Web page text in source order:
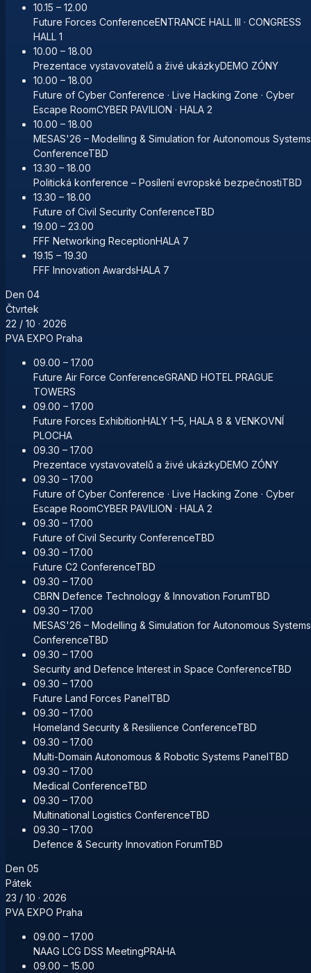
10.15 – 12.00
Future Forces ConferenceENTRANCE HALL III · CONGRESS
HALL 1
10.00 – 18.00
Prezentace vystavovatelů a živé ukázkyDEMO ZÓNY
10.00 – 18.00
Future of Cyber Conference · Live Hacking Zone · Cyber
Escape RoomCYBER PAVILION · HALA 2
10.00 – 18.00
MESAS'26 – Modelling & Simulation for Autonomous Systems
ConferenceTBD
13.30 – 18.00
Politická konference – Posílení evropské bezpečnostiTBD
13.30 – 18.00
Future of Civil Security ConferenceTBD
19.00 – 23.00
FFF Networking ReceptionHALA 7
19.15 – 19.30
FFF Innovation AwardsHALA 7
Den 04
Čtvrtek
22 / 10 · 2026
PVA EXPO Praha
09.00 – 17.00
Future Air Force ConferenceGRAND HOTEL PRAGUE
TOWERS
09.00 – 17.00
Future Forces ExhibitionHALY 1–5, HALA 8 & VENKOVNÍ
PLOCHA
09.30 – 17.00
Prezentace vystavovatelů a živé ukázkyDEMO ZÓNY
09.30 – 17.00
Future of Cyber Conference · Live Hacking Zone · Cyber
Escape RoomCYBER PAVILION · HALA 2
09.30 – 17.00
Future of Civil Security ConferenceTBD
09.30 – 17.00
Future C2 ConferenceTBD
09.30 – 17.00
CBRN Defence Technology & Innovation ForumTBD
09.30 – 17.00
MESAS'26 – Modelling & Simulation for Autonomous Systems
ConferenceTBD
09.30 – 17.00
Security and Defence Interest in Space ConferenceTBD
09.30 – 17.00
Future Land Forces PanelTBD
09.30 – 17.00
Homeland Security & Resilience ConferenceTBD
09.30 – 17.00
Multi-Domain Autonomous & Robotic Systems PanelTBD
09.30 – 17.00
Medical ConferenceTBD
09.30 – 17.00
Multinational Logistics ConferenceTBD
09.30 – 17.00
Defence & Security Innovation ForumTBD
Den 05
Pátek
23 / 10 · 2026
PVA EXPO Praha
09.00 – 17.00
NAAG LCG DSS MeetingPRAHA
09.00 – 15.00